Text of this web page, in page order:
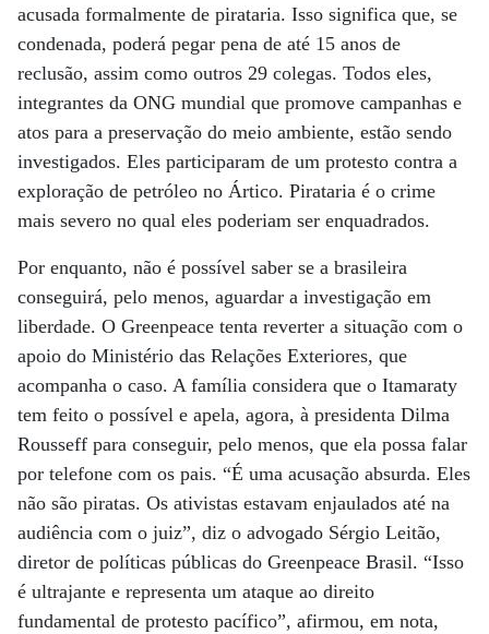
acusada formalmente de pirataria. Isso significa que, se
condenada, poderá pegar pena de até 15 anos de
reclusão, assim como outros 29 colegas. Todos eles,
integrantes da ONG mundial que promove campanhas e
atos para a preservação do meio ambiente, estão sendo
investigados. Eles participaram de um protesto contra a
exploração de petróleo no Ártico. Pirataria é o crime
mais severo no qual eles poderiam ser enquadrados.
Por enquanto, não é possível saber se a brasileira
conseguirá, pelo menos, aguardar a investigação em
liberdade. O Greenpeace tenta reverter a situação com o
apoio do Ministério das Relações Exteriores, que
acompanha o caso. A família considera que o Itamaraty
tem feito o possível e apela, agora, à presidenta Dilma
Rousseff para conseguir, pelo menos, que ela possa falar
por telefone com os pais. “É uma acusação absurda. Eles
não são piratas. Os ativistas estavam enjaulados até na
audiência com o juiz”, diz o advogado Sérgio Leitão,
diretor de políticas públicas do Greenpeace Brasil. “Isso
é ultrajante e representa um ataque ao direito
fundamental de protesto pacífico”, afirmou, em nota,